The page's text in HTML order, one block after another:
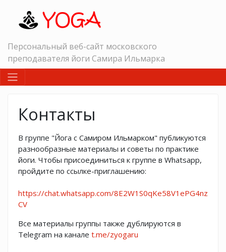
Персональный веб-сайт московского
преподавателя йоги Самира Ильмарка
Контакты
В группе "Йога с Самиром Ильмарком" публикуются
разнообразные материалы и советы по практике
йоги. Чтобы присоединиться к группе в Whatsapp,
пройдите по ссылке-приглашению:
https://chat.whatsapp.com/8E2W1S0qKe58V1ePG4nz
CV
Все материалы группы также дублируются в
Telegram на канале t.me/zyogaru